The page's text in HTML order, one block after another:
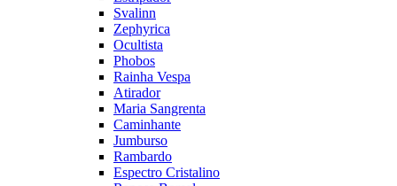
Svalinn
Zephyrica
Ocultista
Phobos
Rainha Vespa
Atirador
Maria Sangrenta
Caminhante
Jumburso
Rambardo
Espectro Cristalino